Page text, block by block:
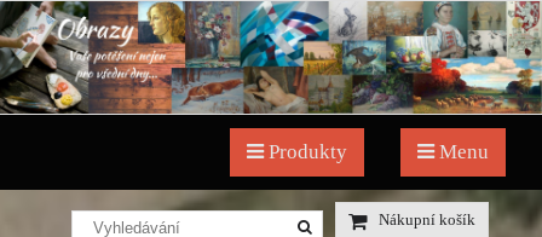
Produkty Menu
Nákupní košík